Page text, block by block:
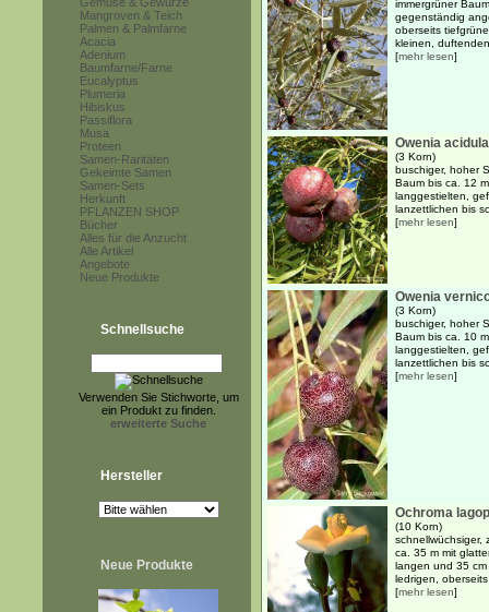
Mangroven & Teich
Palmen & Palmfarne
Acacia
Adenium
Baumfarne/Farne
Eucalyptus
Plumeria
Hibiskus
Passiflora
Musa
Proteen
Samen-Raritäten
Gekeimte Samen
Samen-Sets
Herkunft
PFLANZEN SHOP
Bücher
Alles für die Anzucht
Alle Artikel
Angebote
Neue Produkte
Schnellsuche
Verwenden Sie Stichworte, um
ein Produkt zu finden.
erweiterte Suche
Hersteller
Neue Produkte
immergrüner
gegenständig
oberseits
kleinen,
[mehr lesen]
Owenia acidula
(3 Korn)
buschiger, hoher
Baum bis ca. 12
langgestielten,
lanzettlichen bis
[mehr lesen]
Owenia
(3 Korn)
buschiger, hoher
Baum bis ca. 10
langgestielten,
lanzettlichen bis
[mehr lesen]
Ochroma
(10 Korn)
schnellwüchsiger,
ca. 35 m mit
langen und 35
ledrigen,
[mehr lesen]